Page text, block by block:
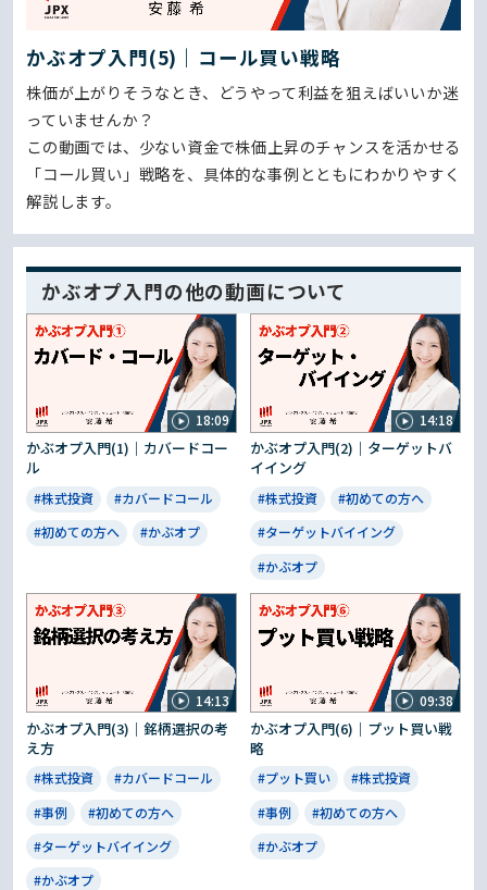
かぶオプ入門(5)｜コール買い戦略
株価が上がりそうなとき、どうやって利益を狙えばいいか迷
っていませんか？
この動画では、少ない資金で株価上昇のチャンスを活かせる
「コール買い」戦略を、具体的な事例とともにわかりやすく
解説します。
かぶオプ入門の他の動画について
18:09
かぶオプ入門(1)｜カバードコー
ル
#株式投資
#カバードコール
#初めての方へ
#かぶオプ
14:18
かぶオプ入門(2)｜ターゲットバ
イイング
#株式投資
#初めての方へ
#ターゲットバイイング
#かぶオプ
14:13
かぶオプ入門(3)｜銘柄選択の考
え方
#株式投資
#カバードコール
#事例
#初めての方へ
#ターゲットバイイング
#かぶオプ
09:38
かぶオプ入門(6)｜プット買い戦
略
#プット買い
#株式投資
#事例
#初めての方へ
#かぶオプ